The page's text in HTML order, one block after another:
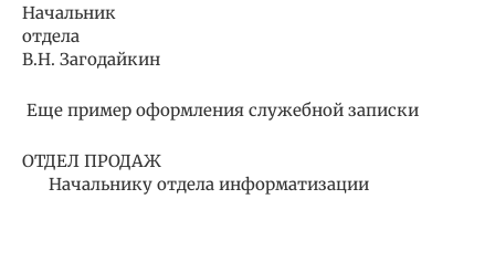
Начальник
отдела
В.Н. Загодайкин
Еще пример оформления служебной записки
ОТДЕЛ ПРОДАЖ
Начальнику отдела информатизации